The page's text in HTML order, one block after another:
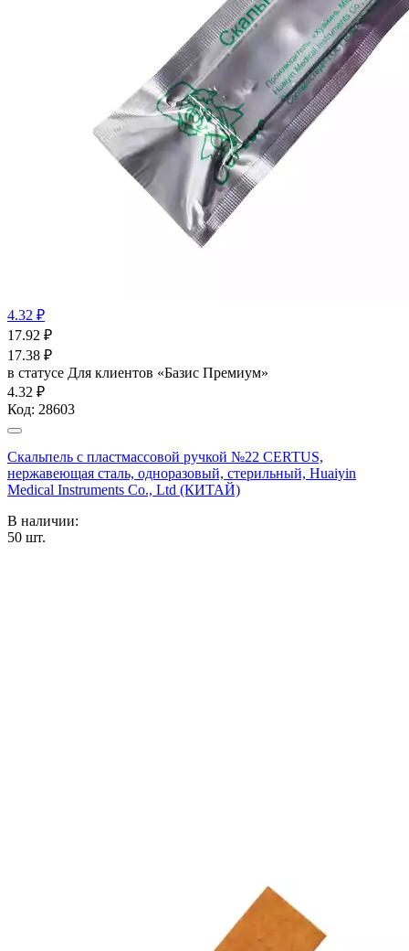
4.32 ₽
17.92 ₽
17.38 ₽
в статусе Для клиентов «Базис Премиум»
4.32 ₽
Код: 28603
Скальпель с пластмассовой ручкой №22 CERTUS,
нержавеющая сталь, одноразовый, стерильный, Huaiyin
Medical Instruments Co., Ltd (КИТАЙ)
В наличии:
50 шт.